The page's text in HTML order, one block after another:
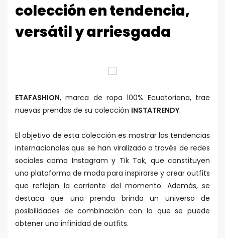
colección en tendencia,
versátil y arriesgada
ETAFASHION, marca de ropa 100% Ecuatoriana, trae
nuevas prendas de su colección INSTATRENDY.
El objetivo de esta colección es mostrar las tendencias
internacionales que se han viralizado a través de redes
sociales como Instagram y Tik Tok, que constituyen
una plataforma de moda para inspirarse y crear outfits
que reflejan la corriente del momento. Además, se
destaca que una prenda brinda un universo de
posibilidades de combinación con lo que se puede
obtener una infinidad de outfits.